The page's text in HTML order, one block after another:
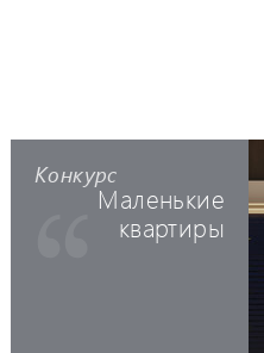
Конкурс
Маленькие
квартиры